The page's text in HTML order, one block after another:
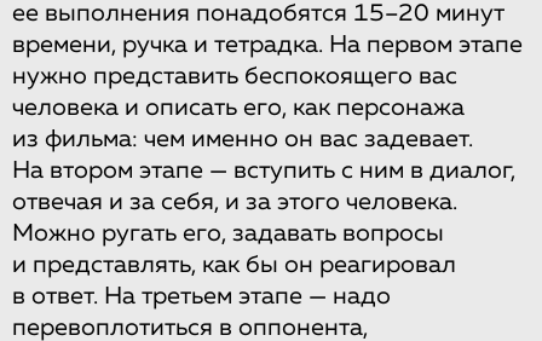
ее выполнения понадобятся 15–20 минут
времени, ручка и тетрадка. На первом этапе
нужно представить беспокоящего вас
человека и описать его, как персонажа
из фильма: чем именно он вас задевает.
На втором этапе — вступить с ним в диалог,
отвечая и за себя, и за этого человека.
Можно ругать его, задавать вопросы
и представлять, как бы он реагировал
в ответ. На третьем этапе — надо
перевоплотиться в оппонента,